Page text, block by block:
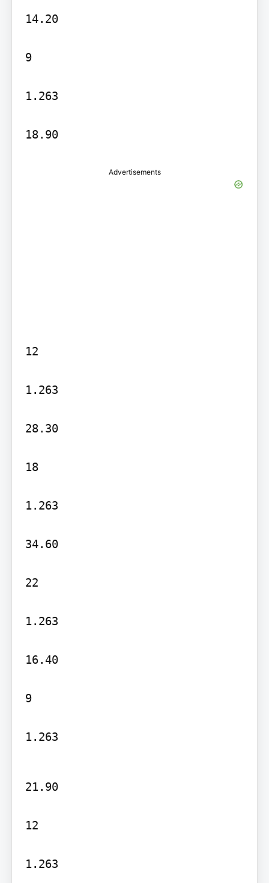
14.20
9
1.263
18.90
Advertisements
12
1.263
28.30
18
1.263
34.60
22
1.263
16.40
9
1.263
21.90
12
1.263